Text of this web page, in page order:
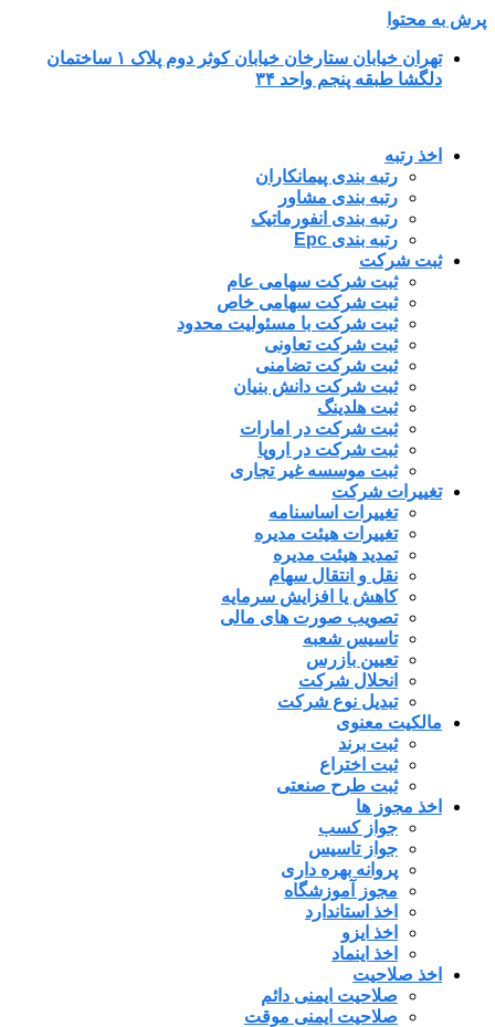
پرش به محتوا
تهران خیابان ستارخان خیابان کوثر دوم پلاک ۱ ساختمان
دلگشا طبقه پنجم واحد ۳۴
اخذ رتبه
رتبه بندی پیمانکاران
رتبه بندی مشاور
رتبه بندی انفورماتیک
رتبه بندی Epc
ثبت شرکت
ثبت شرکت سهامی عام
ثبت شرکت سهامی خاص
ثبت شرکت با مسئولیت محدود
ثبت شرکت تعاونی
ثبت شرکت تضامنی
ثبت شرکت دانش بنیان
ثبت هلدینگ
ثبت شرکت در امارات
ثبت شرکت در اروپا
ثبت موسسه غیر تجاری
تغییرات شرکت
تغییرات اساسنامه
تغییرات هیئت مدیره
تمدید هیئت مدیره
نقل و انتقال سهام
کاهش یا افزایش سرمایه
تصویب صورت های مالی
تاسیس شعبه
تعیین بازرس
انحلال شرکت
تبدیل نوع شرکت
مالکیت معنوی
ثبت برند
ثبت اختراع
ثبت طرح صنعتی
اخذ مجوز ها
جواز کسب
جواز تاسیس
پروانه بهره داری
مجوز آموزشگاه
اخذ استاندارد
اخذ ایزو
اخذ اینماد
اخذ صلاحیت
صلاحیت ایمنی دائم
صلاحیت ایمنی موقت